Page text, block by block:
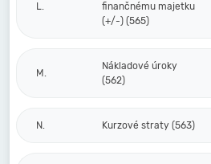
L.
finančnému majetku
(+/-) (565)
M.
Nákladové úroky
(562)
N. Kurzové straty (563)